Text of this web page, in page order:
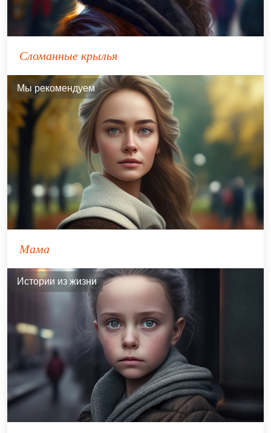
Сломанные крылья
Мы рекомендуем
Мама
Истории из жизни